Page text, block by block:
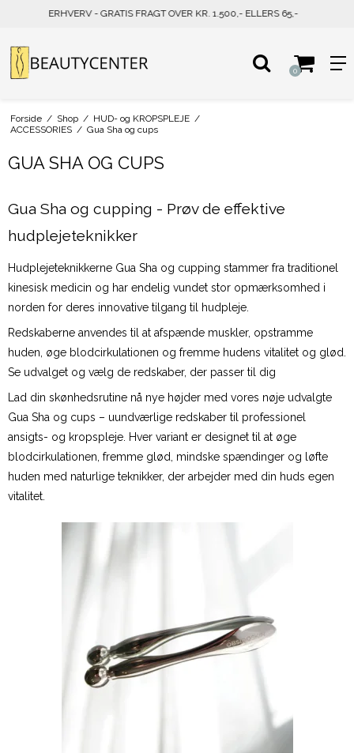
PRIVAT - GRATIS FRAGT OVER KR. 500,- ELLERS 39,-
0
Forside / Shop / HUD- og KROPSPLEJE /
ACCESSORIES / Gua Sha og cups
GUA SHA OG CUPS
Gua Sha og cupping - Prøv de effektive
hudplejeteknikker
Hudplejeteknikkerne Gua Sha og cupping stammer fra traditionel
kinesisk medicin og har endelig vundet stor opmærksomhed i
norden for deres innovative tilgang til hudpleje.
Redskaberne anvendes til at afspænde muskler, opstramme
huden, øge blodcirkulationen og fremme hudens vitalitet og glød.
Se udvalget og vælg de redskaber, der passer til dig
Lad din skønhedsrutine nå nye højder med vores nøje udvalgte
Gua Sha og cups – uundværlige redskaber til professionel
ansigts- og kropspleje. Hver variant er designet til at øge
blodcirkulationen, fremme glød, mindske spændinger og løfte
huden med naturlige teknikker, der arbejder med din huds egen
vitalitet.